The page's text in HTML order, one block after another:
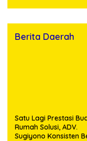
Berita Daerah
Satu Lagi Prestasi
Rumah Solusi, ADV.
Sugiyono Konsisten